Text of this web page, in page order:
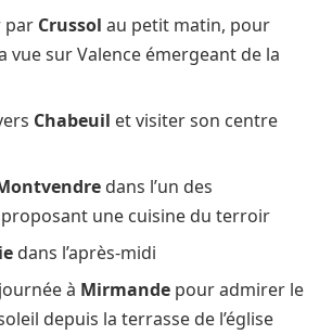
par Crussol au petit matin, pour
vue sur Valence émergeant de la
Chabeuil et visiter son centre
dans l’un des
une cuisine du terroir
dans l’après-midi
à Mirmande pour admirer le
depuis la terrasse de l’église